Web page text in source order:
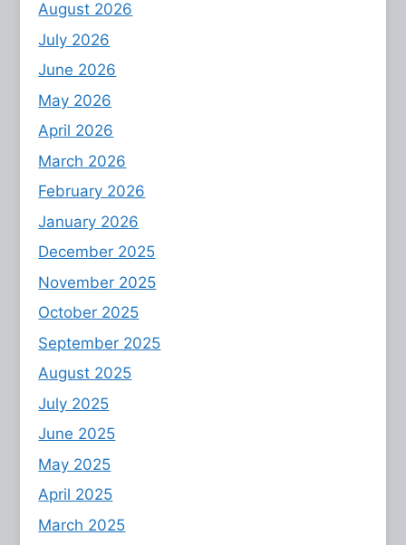
August 2026
July 2026
June 2026
May 2026
April 2026
March 2026
February 2026
January 2026
December 2025
November 2025
October 2025
September 2025
August 2025
July 2025
June 2025
May 2025
April 2025
March 2025